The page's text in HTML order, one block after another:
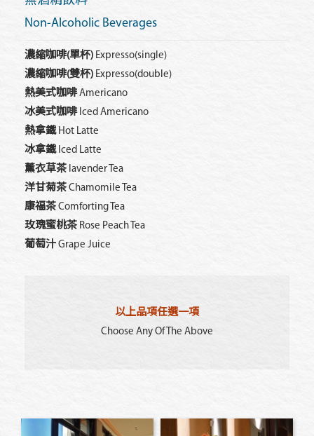
Non-Alcoholic Beverages
濃縮咖啡(單杯) Expresso(single)
濃縮咖啡(雙杯) Expresso(double)
熱美式咖啡Americano
冰美式咖啡 Iced Americano
熱拿鐵 Hot Latte
冰拿鐵 Iced Latte
薰衣草茶 lavender Tea
洋甘菊茶 Chamomile Tea
康福茶 Comforting Tea
玫瑰蜜桃茶 Rose Peach Tea
葡萄汁 Grape Juice
以上品項任選一項
Choose Any Of The Above